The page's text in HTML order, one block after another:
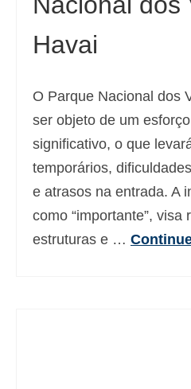
Havai
O Parque Nacional dos
ser objeto de um
significativo, o que
temporários,
e atrasos na entrada. A
como “importante”, visa
estruturas e …